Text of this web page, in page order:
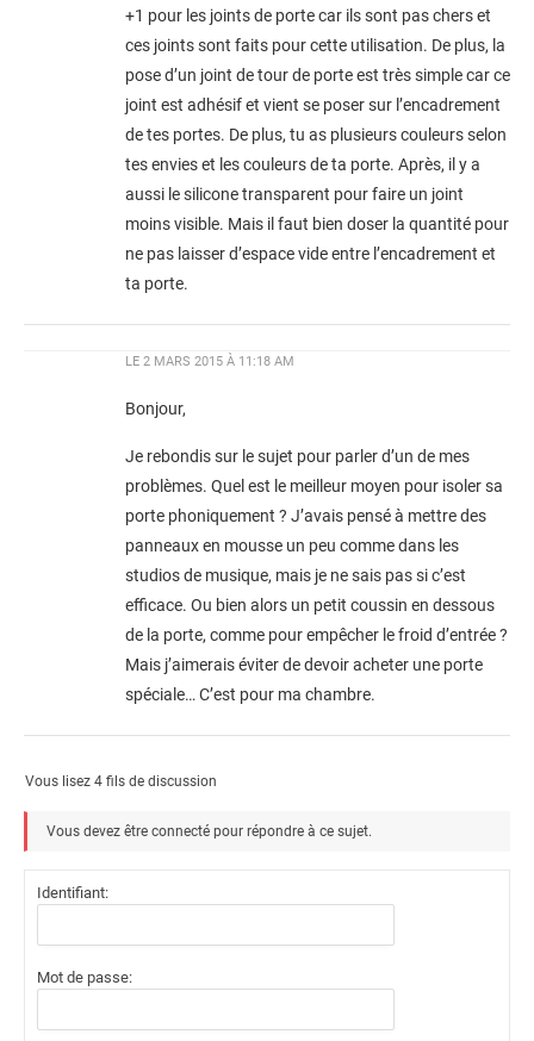
+1 pour les joints de porte car ils sont pas chers et
ces joints sont faits pour cette utilisation. De plus, la
pose d’un joint de tour de porte est très simple car ce
joint est adhésif et vient se poser sur l’encadrement
de tes portes. De plus, tu as plusieurs couleurs selon
tes envies et les couleurs de ta porte. Après, il y a
aussi le silicone transparent pour faire un joint
moins visible. Mais il faut bien doser la quantité pour
ne pas laisser d’espace vide entre l’encadrement et
ta porte.
LE 2 MARS 2015 À 11:18 AM
Bonjour,
Je rebondis sur le sujet pour parler d’un de mes
problèmes. Quel est le meilleur moyen pour isoler sa
porte phoniquement ? J’avais pensé à mettre des
panneaux en mousse un peu comme dans les
studios de musique, mais je ne sais pas si c’est
efficace. Ou bien alors un petit coussin en dessous
de la porte, comme pour empêcher le froid d’entrée ?
Mais j’aimerais éviter de devoir acheter une porte
spéciale… C’est pour ma chambre.
Vous lisez 4 fils de discussion
Vous devez être connecté pour répondre à ce sujet.
Identifiant:
Mot de passe: